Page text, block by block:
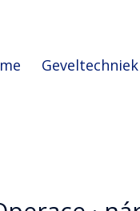
Geveltechniek